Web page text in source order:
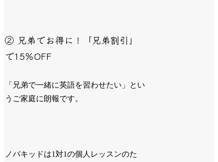
② 兄弟でお得に！「兄弟割引」
で15％OFF
「兄弟で一緒に英語を習わせたい」とい
うご家庭に朗報です。
ノバキッドは1対1の個人レッスンのた